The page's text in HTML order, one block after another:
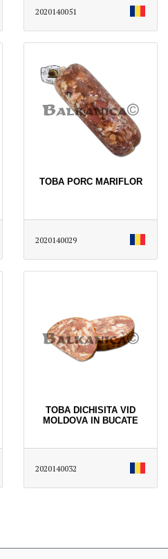
2020140051
TOBA PORC MARIFLOR
2020140029
TOBA DICHISITA VID
MOLDOVA IN BUCATE
2020140032